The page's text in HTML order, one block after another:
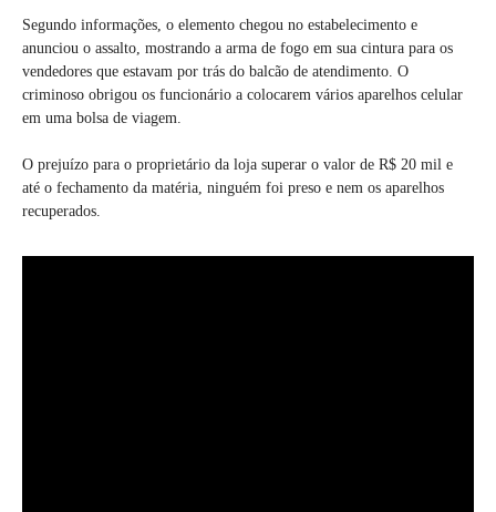
Segundo informações, o elemento chegou no estabelecimento e
anunciou o assalto, mostrando a arma de fogo em sua cintura para os
vendedores que estavam por trás do balcão de atendimento. O
criminoso obrigou os funcionário a colocarem vários aparelhos celular
em uma bolsa de viagem.
O prejuízo para o proprietário da loja superar o valor de R$ 20 mil e
até o fechamento da matéria, ninguém foi preso e nem os aparelhos
recuperados.